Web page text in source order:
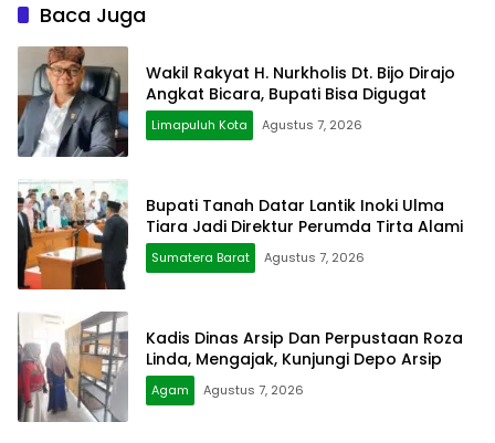
Baca Juga
Wakil Rakyat H. Nurkholis Dt. Bijo Dirajo
Angkat Bicara, Bupati Bisa Digugat
Limapuluh Kota Agustus 7, 2026
Bupati Tanah Datar Lantik Inoki Ulma
Tiara Jadi Direktur Perumda Tirta Alami
Sumatera Barat Agustus 7, 2026
Kadis Dinas Arsip Dan Perpustaan Roza
Linda, Mengajak, Kunjungi Depo Arsip
Agam Agustus 7, 2026